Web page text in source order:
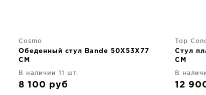
Cosmo
Обеденный стул Bande 50X53X77
CM
В наличии 11 шт.
8 100 руб
Top
Стул
CM
В
12